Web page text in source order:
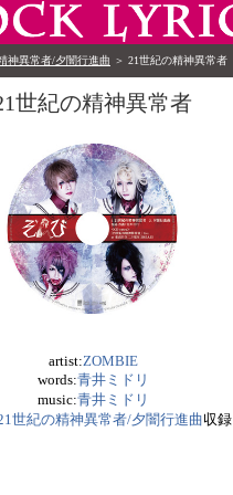
神異常者/夕闇行進曲 ＞ 21世紀の精神異常者
世紀の精神異常者
artist:ZOMBIE
words:青井ミドリ
music:青井ミドリ
世紀の精神異常者/夕闇行進曲収録